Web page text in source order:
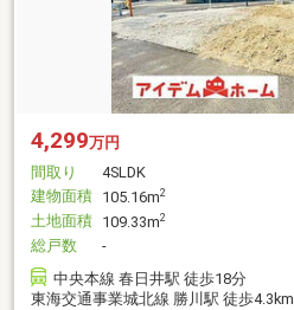
4,299万円
間取り
4SLDK
建物面積 105.16m2
土地面積 109.33m2
総戸数
-
中央本線 春日井駅 徒歩18分
東海交通事業城北線 勝川駅 徒歩4.3km